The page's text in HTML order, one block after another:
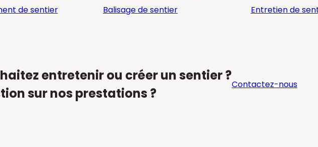
de sentier
Balisage de sentier Entretien de
entretenir ou créer un sentier ?
sur nos prestations ?
Contactez-nous